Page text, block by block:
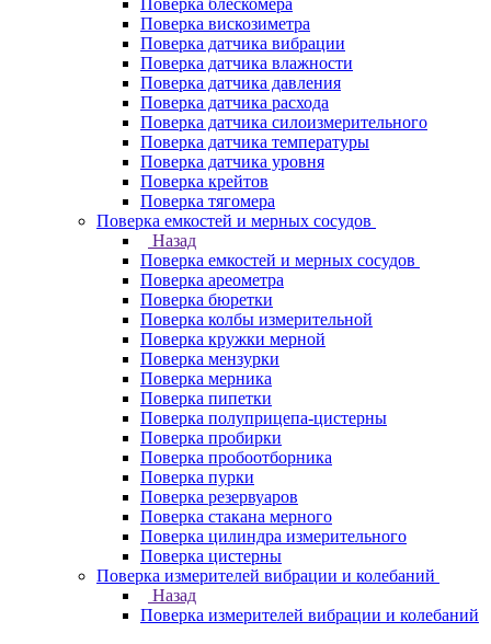
Поверка блескомера
Поверка вискозиметра
Поверка датчика вибрации
Поверка датчика влажности
Поверка датчика давления
Поверка датчика расхода
Поверка датчика силоизмерительного
Поверка датчика температуры
Поверка датчика уровня
Поверка крейтов
Поверка тягомера
Поверка емкостей и мерных сосудов
Назад
Поверка емкостей и мерных сосудов
Поверка ареометра
Поверка бюретки
Поверка колбы измерительной
Поверка кружки мерной
Поверка мензурки
Поверка мерника
Поверка пипетки
Поверка полуприцепа-цистерны
Поверка пробирки
Поверка пробоотборника
Поверка пурки
Поверка резервуаров
Поверка стакана мерного
Поверка цилиндра измерительного
Поверка цистерны
Поверка измерителей вибрации и колебаний
Назад
Поверка измерителей вибрации и колебаний